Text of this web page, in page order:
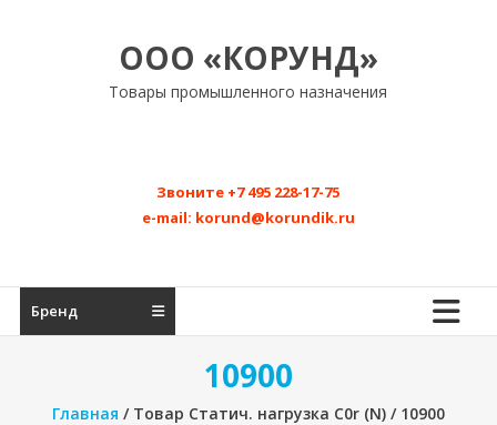
ООО «КОРУНД»
Товары промышленного назначения
Звоните +7 495 228-17-75
e-mail: korund@korundik.ru
Бренд
10900
Главная / Товар Статич. нагрузка C0r (N) / 10900